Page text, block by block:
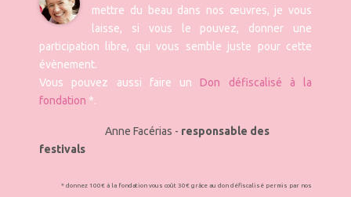
mettre du beau dans nos œuvres, je vous
laisse, si vous le pouvez, donner une
participation libre, qui vous semble juste pour cette
évènement.
Vous pouvez aussi faire unDon défiscalisé à la
fondation *.
Anne Facérias - responsable des
festivals
* donnez 100€ à la fondation vous coût 30€ grâce au don défiscalisé permis par nos